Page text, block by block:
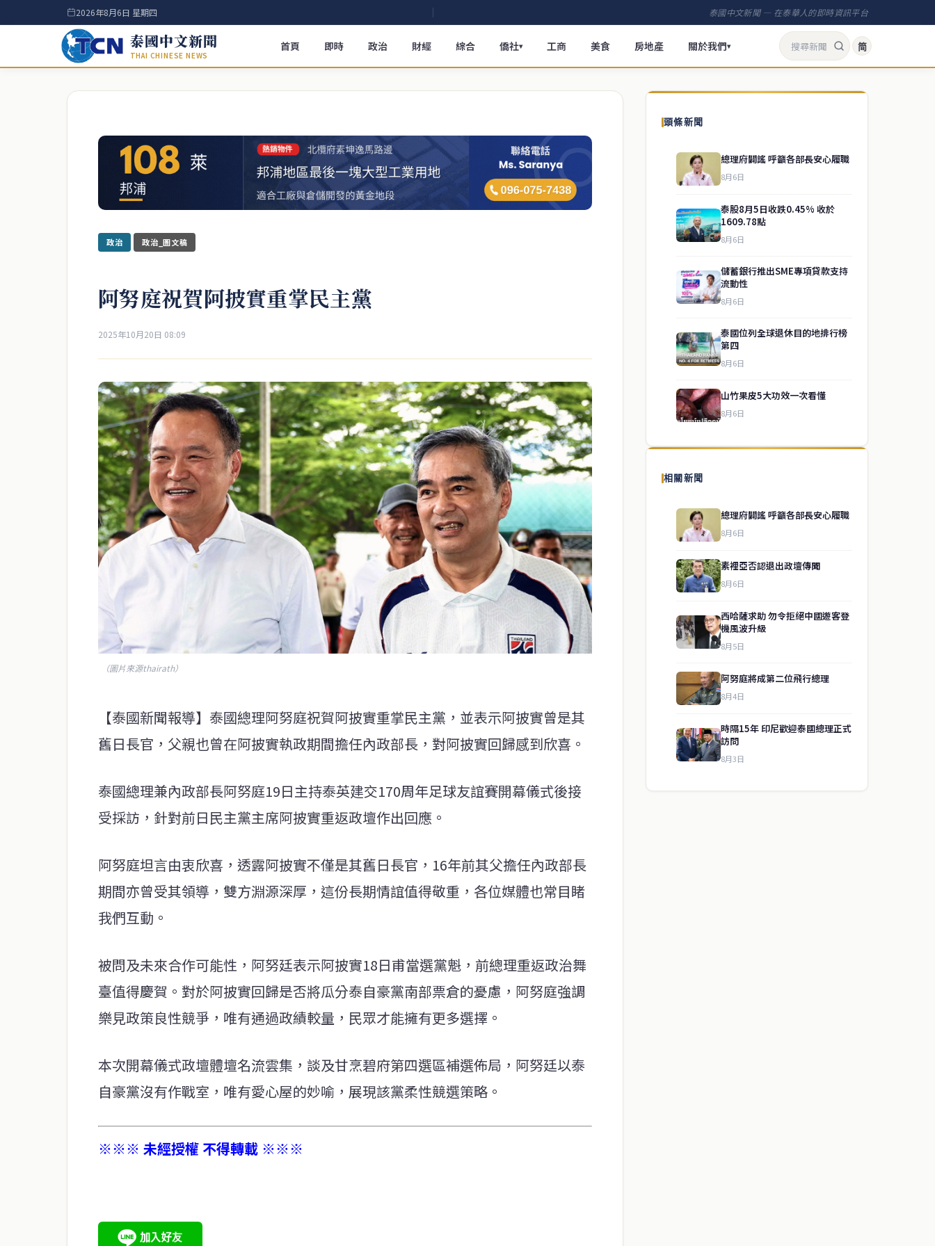
2026年8月6日 星期四 泰國中文新聞 — 在泰華人的即時資訊平台
泰國中文新聞
THAI CHINESE NEWS
首頁 即時 政治 財經 綜合 僑社▾ 工商 美食 房地產 關於我們▾ 简
政治 政治_圖文稿
阿努庭祝賀阿披實重掌民主黨
2025年10月20日 08:09
（圖片來源thairath）
【泰國新聞報導】泰國總理阿努庭祝賀阿披實重掌民主黨，並表示阿披實曾是其
舊日長官，父親也曾在阿披實執政期間擔任內政部長，對阿披實回歸感到欣喜。
泰國總理兼內政部長阿努庭19日主持泰英建交170周年足球友誼賽開幕儀式後接
受採訪，針對前日民主黨主席阿披實重返政壇作出回應。
阿努庭坦言由衷欣喜，透露阿披實不僅是其舊日長官，16年前其父擔任內政部長
期間亦曾受其領導，雙方淵源深厚，這份長期情誼值得敬重，各位媒體也常目睹
我們互動。
被問及未來合作可能性，阿努廷表示阿披實18日甫當選黨魁，前總理重返政治舞
臺值得慶賀。對於阿披實回歸是否將瓜分泰自豪黨南部票倉的憂慮，阿努庭強調
樂見政策良性競爭，唯有通過政績較量，民眾才能擁有更多選擇。
本次開幕儀式政壇體壇名流雲集，談及甘烹碧府第四選區補選佈局，阿努廷以泰
自豪黨沒有作戰室，唯有愛心屋的妙喻，展現該黨柔性競選策略。
※※※ 未經授權 不得轉載 ※※※
頭條新聞
總理府闢謠 呼籲各部長安心履職
8月6日
泰股8月5日收跌0.45% 收於
1609.78點
8月6日
儲蓄銀行推出SME專項貸款支持
流動性
8月6日
泰國位列全球退休目的地排行榜
第四
8月6日
山竹果皮5大功效一次看懂
8月6日
相關新聞
總理府闢謠 呼籲各部長安心履職
8月6日
素裡亞否認退出政壇傳聞
8月6日
西哈薩求助 勿令拒絕中國遊客登
機風波升級
8月5日
阿努庭將成第二位飛行總理
8月4日
時隔1​​5年 印尼歡迎泰國總理正式
訪問
8月3日